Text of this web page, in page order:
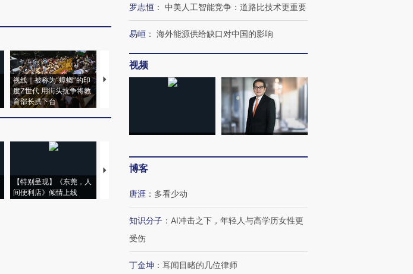
视线｜被称为“蟑螂”的印
度Z世代 用街头抗争将教
育部长拱下台
视线｜“入侵”还是“人道危
湖北宜昌局部短时降雨
128毫米 紧急转移近
哈尔滨遭遇短时极端强降
雨 3小时累计雨量超80毫
【特别呈现】《东莞，人
间便利店》倾情上线
【推广】走进第四届链博
罗志恒 ： 中美人工智能竞争：道路比技术更重要
易峘 ： 海外能源供给缺口对中国的影响
视频
博客
唐涯 ： 多看少动
知识分子 ： AI冲击之下，年轻人与高学历女性更
受伤
丁金坤 ： 耳闻目睹的几位律师